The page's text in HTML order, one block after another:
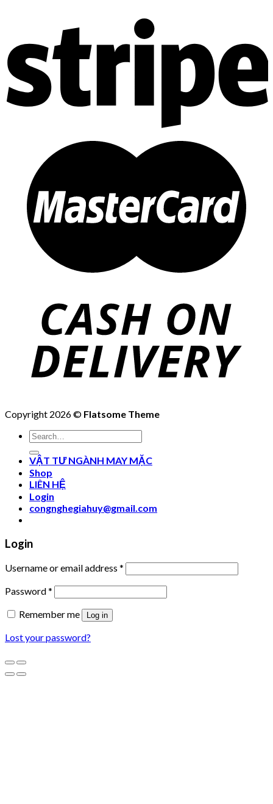
Copyright 2026 © Flatsome Theme
Search
for:
VẬT TƯ NGÀNH MAY MẶC
Shop
LIÊN HỆ
Login
congnghegiahuy@gmail.com
Login
Username or email address *
Password*
Remember me
Log in
Lost your password?